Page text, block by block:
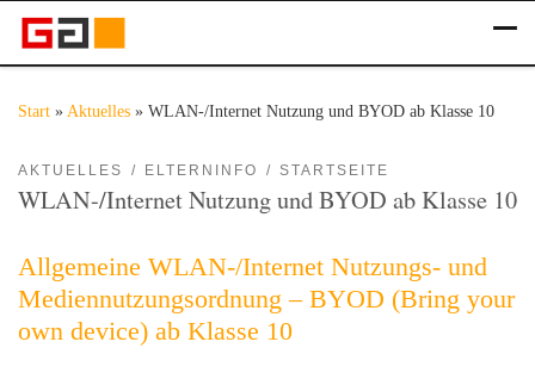
Zum Inhalt springen
Start » Aktuelles » WLAN-/Internet Nutzung und BYOD ab Klasse 10
AKTUELLES ELTERNINFO STARTSEITE
WLAN-/Internet Nutzung und BYOD ab Klasse 10
Allgemeine WLAN-/Internet Nutzungs- und
Mediennutzungsordnung – BYOD (Bring your
own device) ab Klasse 10